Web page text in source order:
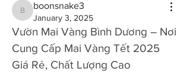
boonsnake3
boonsnake3
January 3, 2025
Vườn Mai Vàng Bình Dương – Nơi
Cung Cấp Mai Vàng Tết 2025
Giá Rẻ, Chất Lượng Cao